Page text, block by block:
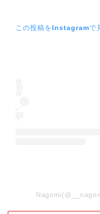
この投稿をInstagramで